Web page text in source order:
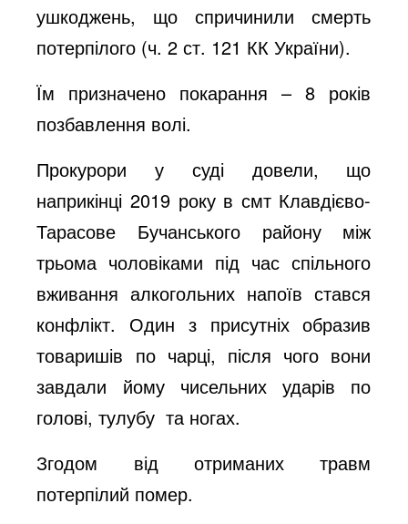
ушкоджень, що спричинили смерть
потерпілого (ч. 2 ст. 121 КК України).
Їм призначено покарання – 8 років
позбавлення волі.
Прокурори у суді довели, що
наприкінці 2019 року в смт Клавдієво-
Тарасове Бучанського району між
трьома чоловіками під час спільного
вживання алкогольних напоїв стався
конфлікт. Один з присутніх образив
товаришів по чарці, після чого вони
завдали йому чисельних ударів по
голові, тулубу та ногах.
Згодом від отриманих травм
потерпілий помер.